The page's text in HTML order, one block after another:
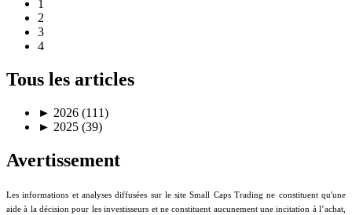
1
2
3
4
Tous les articles
► 2026 (111)
► 2025 (39)
Avertissement
Les informations et analyses diffusées sur le site Small Caps Trading ne constituent qu'une
aide à la décision pour les investisseurs et ne constituent aucunement une incitation à l’achat,